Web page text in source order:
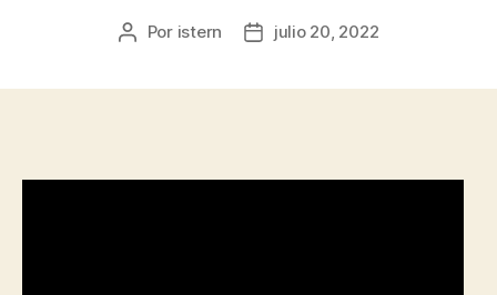
Autor
Por istern
Fechajulio 20, 2022